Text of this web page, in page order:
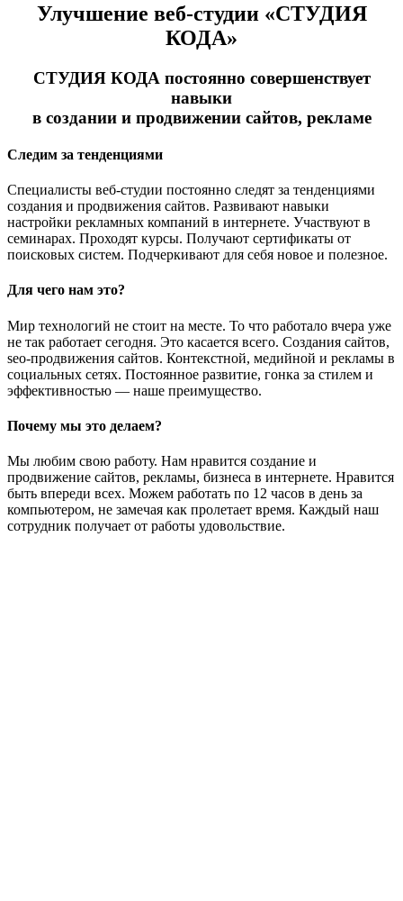
Улучшение веб-студии «СТУДИЯ
КОДА»
СТУДИЯ КОДА постоянно совершенствует
навыки
в создании и продвижении сайтов, рекламе
Следим за тенденциями
Специалисты веб-студии постоянно следят за тенденциями
создания и продвижения сайтов. Развивают навыки
настройки рекламных компаний в интернете. Участвуют в
семинарах. Проходят курсы. Получают сертификаты от
поисковых систем. Подчеркивают для себя новое и полезное.
Для чего нам это?
Мир технологий не стоит на месте. То что работало вчера уже
не так работает сегодня. Это касается всего. Создания сайтов,
seo-продвижения сайтов. Контекстной, медийной и рекламы в
социальных сетях. Постоянное развитие, гонка за стилем и
эффективностью — наше преимущество.
Почему мы это делаем?
Мы любим свою работу. Нам нравится создание и
продвижение сайтов, рекламы, бизнеса в интернете. Нравится
быть впереди всех. Можем работать по 12 часов в день за
компьютером, не замечая как пролетает время. Каждый наш
сотрудник получает от работы удовольствие.